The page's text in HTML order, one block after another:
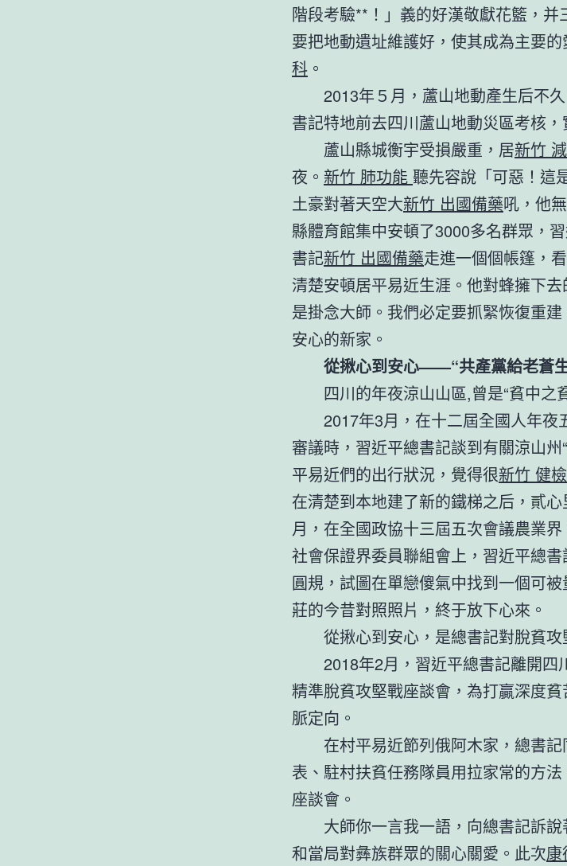
階段考驗**！」義的好漢敬獻花籃，并
要把地動遺址維護好，使其成為主要
科 。
2013年５月，蘆山地動產生后不久
書記特地前去四川蘆山地動災區考核
蘆山縣城衡宇受損嚴重，居新竹
夜。 新竹 肺功能 聽先容說「可惡！這
土豪對著天空大新竹 出國備藥吼，他
縣體育館集中安頓了3000多名群眾，
書記新竹 出國備藥走進一個個帳篷，
清楚安頓居平易近生涯。他對蜂擁下
是掛念大師。我們必定要抓緊恢復重
安心的新家。
從揪心到安心——“共產黨給老蒼
四川的年夜涼山山區,曾是“貧中之
2017年3月，在十二屆全國人年
審議時，習近平總書記談到有關涼山州
平易近們的出行狀況，覺得很新竹 健
在清楚到本地建了新的鐵梯之后，貳心
月，在全國政協十三屆五次會議農業界
社會保證界委員聯組會上，習近平總
圓規，試圖在單戀傻氣中找到一個可
莊的今昔對照照片，終于放下心來。
從揪心到安心，是總書記對脫貧攻
2018年2月，習近平總書記離開
精準脫貧攻堅戰座談會，為打贏深度
脈定向。
在村平易近節列俄阿木家，總書
表、駐村扶貧任務隊員用拉家常的方
座談會。
大師你一言我一語，向總書記訴
和當局對彝族群眾的關心關愛。此次